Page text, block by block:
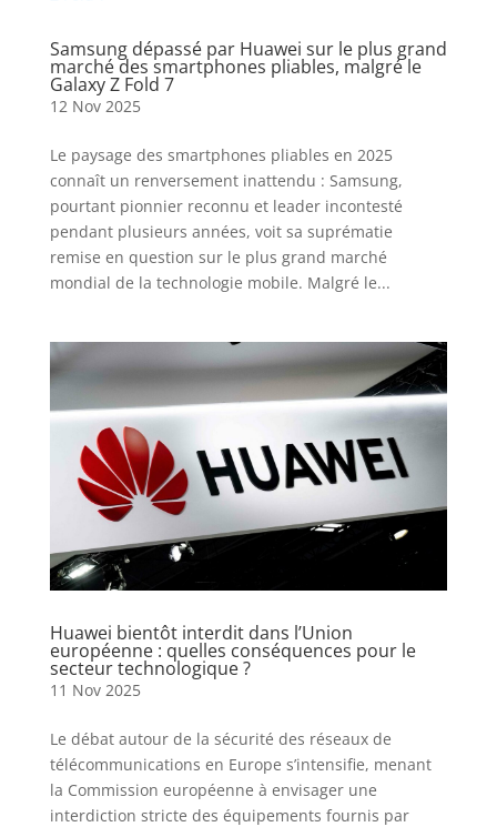
Samsung dépassé par Huawei sur le plus grand
marché des smartphones pliables, malgré le
Galaxy Z Fold 7
12 Nov 2025
Le paysage des smartphones pliables en 2025
connaît un renversement inattendu : Samsung,
pourtant pionnier reconnu et leader incontesté
pendant plusieurs années, voit sa suprématie
remise en question sur le plus grand marché
mondial de la technologie mobile. Malgré le...
Huawei bientôt interdit dans l’Union
européenne : quelles conséquences pour le
secteur technologique ?
11 Nov 2025
Le débat autour de la sécurité des réseaux de
télécommunications en Europe s’intensifie, menant
la Commission européenne à envisager une
interdiction stricte des équipements fournis par